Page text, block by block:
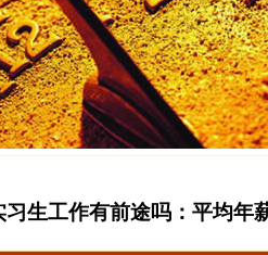
生工作有前途吗：平均年